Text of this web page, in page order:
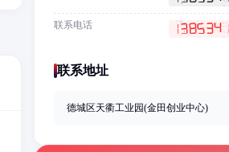
联系电话
联系地址
德城区天衢工业园(金田创业中心)